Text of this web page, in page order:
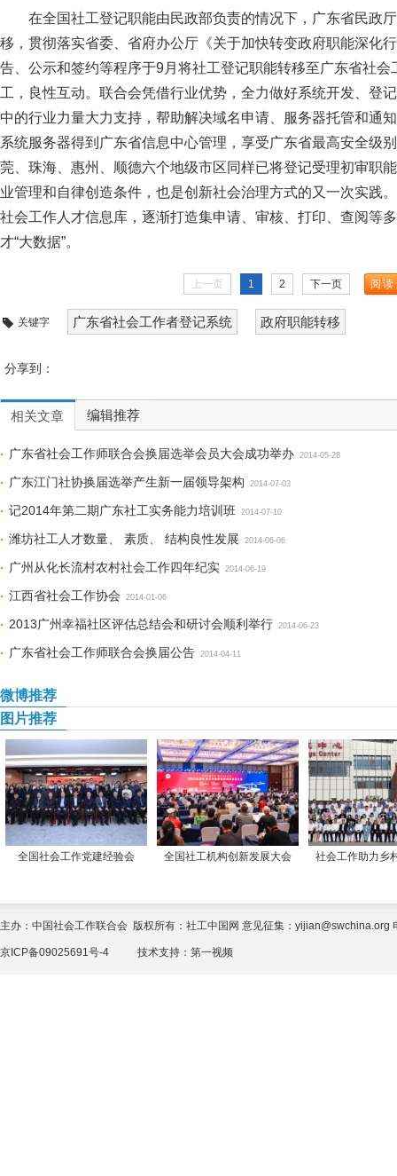
在全国社工登记职能由民政部负责的情况下，广东省民政
移，贯彻落实省委、省府办公厅《关于加快转变政府职能深化
告、公示和签约等程序于9月将社工登记职能转移至广东省社
工，良性互动。联合会凭借行业优势，全力做好系统开发、登
中的行业力量大力支持，帮助解决域名申请、服务器托管和通
系统服务器得到广东省信息中心管理，享受广东省最高安全级
莞、珠海、惠州、顺德六个地级市区同样已将登记受理初审职
业管理和自律创造条件，也是创新社会治理方式的又一次实践
社会工作人才信息库，逐渐打造集申请、审核、打印、查阅等
才“大数据”。
上一页 1 2 下一页 阅读
关键字 广东省社会工作者登记系统 政府职能转移
分享到：
相关文章 编辑推荐
广东省社会工作师联合会换届选举会员大会成功举办 2014-05-28
广东江门社协换届选举产生新一届领导架构 2014-07-03
记2014年第二期广东社工实务能力培训班 2014-07-10
潍坊社工人才数量、 素质、 结构良性发展 2014-06-06
广州从化长流村农村社会工作四年纪实 2014-06-19
江西省社会工作协会 2014-01-06
2013广州幸福社区评估总结会和研讨会顺利举行 2014-06-23
广东省社会工作师联合会换届公告 2014-04-11
微博推荐
图片推荐
全国社会工作党建经验会 全国社工机构创新发展大会 社会工作助力乡
主办：中国社会工作联合会 版权所有：社工中国网 意见征集：yijian@swchina.org
京ICP备09025691号-4 技术支持： 第一视频